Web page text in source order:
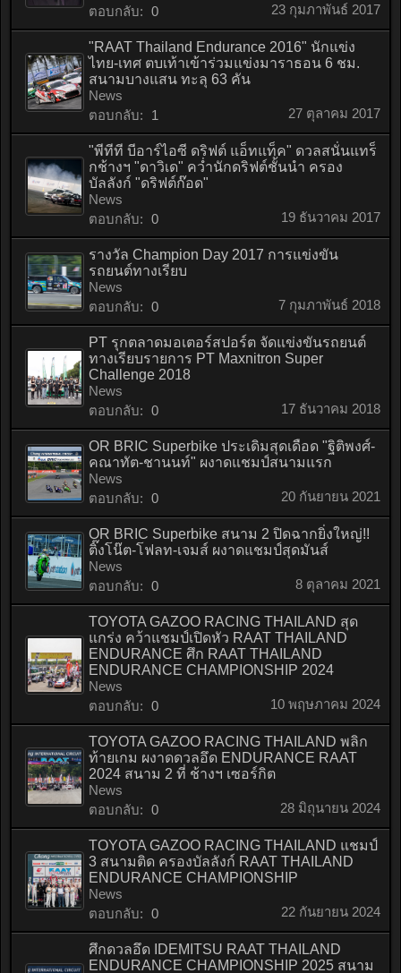
ตอบกลับ: 0 23 กุมภาพันธ์ 2017
"RAAT Thailand Endurance 2016" นักแข่ง
ไทย-เทศ ตบเท้าเข้าร่วมแข่งมาราธอน 6 ชม.
สนามบางแสน ทะลุ 63 คัน
News
ตอบกลับ:
1 27 ตุลาคม 2017
"พีทีที บีอาร์ไอซี ดริฟต์ แอ็ทแท็ค" ดวลสนั่นแทร็
กช้างฯ "ดาวิเด" คว่ำนักดริฟต์ชั้นนำ ครอง
บัลลังก์ "ดริฟต์ก๊อด"
News
ตอบกลับ: 0 19 ธันวาคม 2017
รางวัล Champion Day 2017 การแข่งขัน
รถยนต์ทางเรียบ
News
ตอบกลับ: 0 7 กุมภาพันธ์ 2018
PT รุกตลาดมอเตอร์สปอร์ต จัดแข่งขันรถยนต์
ทางเรียบรายการ PT Maxnitron Super
Challenge 2018
News
ตอบกลับ: 0 17 ธันวาคม 2018
OR BRIC Superbike ประเดิมสุดเดือด "ฐิติพงศ์-
คณาทัต-ชานนท์" ผงาดแชมป์สนามแรก
News
ตอบกลับ: 0 20 กันยายน 2021
OR BRIC Superbike สนาม 2 ปิดฉากยิ่งใหญ่!!
ติ๊งโน๊ต-โฟลท-เจมส์ ผงาดแชมป์สุดมันส์
News
ตอบกลับ: 0 8 ตุลาคม 2021
TOYOTA GAZOO RACING THAILAND สุด
แกร่ง คว้าแชมป์เปิดหัว RAAT THAILAND
ENDURANCE ศึก RAAT THAILAND
ENDURANCE CHAMPIONSHIP 2024
News
ตอบกลับ: 0 10 พฤษภาคม 2024
TOYOTA GAZOO RACING THAILAND พลิก
ท้ายเกม ผงาดดวลอึด ENDURANCE RAAT
2024 สนาม 2 ที่ ช้างฯ เซอร์กิต
News
ตอบกลับ: 0 28 มิถุนายน 2024
TOYOTA GAZOO RACING THAILAND แชมป์
3 สนามติด ครองบัลลังก์ RAAT THAILAND
ENDURANCE CHAMPIONSHIP
News
ตอบกลับ: 0 22 กันยายน 2024
ศึกดวลอึด IDEMITSU RAAT THAILAND
ENDURANCE CHAMPIONSHIP 2025 สนาม